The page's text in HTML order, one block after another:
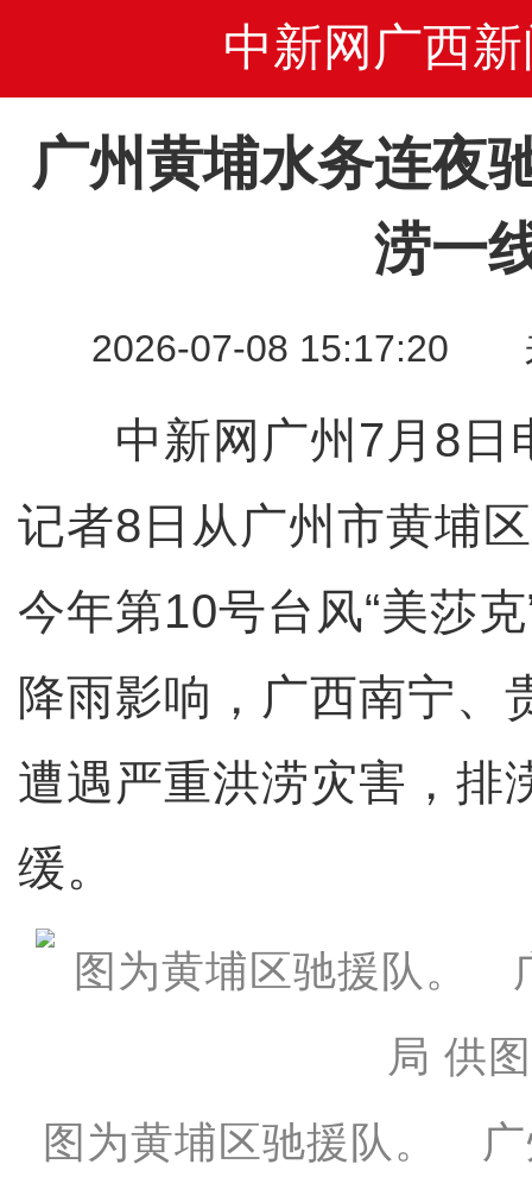
中新网广西新
广州黄埔水务连夜
涝一
2026-07-08 15:17:20
中新网广州7月8日
记者8日从广州市黄埔
今年第10号台风“美莎
降雨影响，广西南宁、
遭遇严重洪涝灾害，排
缓。
图为黄埔区驰援队。